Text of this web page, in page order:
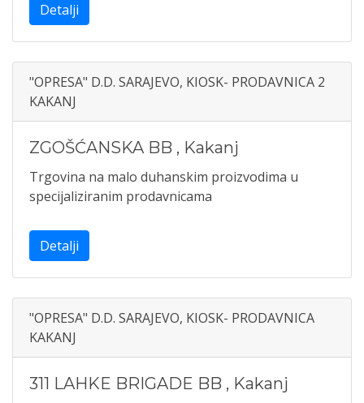
Detalji
"OPRESA" D.D. SARAJEVO, KIOSK- PRODAVNICA 2
KAKANJ
ZGOŠĆANSKA BB , Kakanj
Trgovina na malo duhanskim proizvodima u
specijaliziranim prodavnicama
Detalji
"OPRESA" D.D. SARAJEVO, KIOSK- PRODAVNICA
KAKANJ
311 LAHKE BRIGADE BB , Kakanj